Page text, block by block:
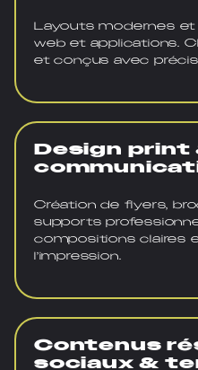
Layouts modernes
web et applications.
et conçus avec
Design print
Création de flyers,
supports
compositions claires
l’impression.
Contenus
sociaux &